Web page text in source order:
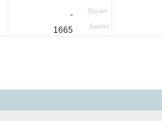
- Nuvær.
1665 Samlet